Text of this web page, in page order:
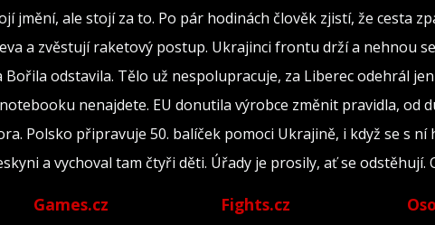
jmění, ale stojí za to. Po pár hodinách člověk zjistí, že cesta
a zvěstují raketový postup. Ukrajinci frontu drží a nehnou
Bořila odstavila. Tělo už nespolupracuje, za Liberec odehrál
nenajdete. EU donutila výrobce změnit pravidla, od
Polsko připravuje 50. balíček pomoci Ukrajině, i když se s ní
a vychoval tam čtyři děti. Úřady je prosily, ať se odstěhují.
Games.cz Fights.cz